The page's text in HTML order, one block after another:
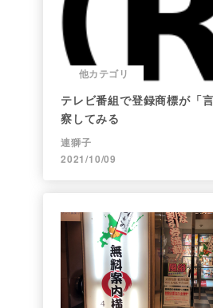
他カテゴリ
テレビ番組で登録商標が「
察してみる
連獅子
2021/10/09